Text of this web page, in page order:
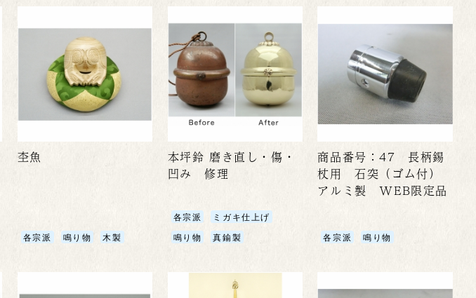
杢魚
各宗派 鳴り物 木製
本坪鈴 磨き直し・傷・
凹み 修理
各宗派
ミガキ仕上げ
鳴り物
真鍮製
商品番号：47 長柄錫
杖用 石突（ゴム付）
アルミ製 WEB限定品
各宗派 鳴り物